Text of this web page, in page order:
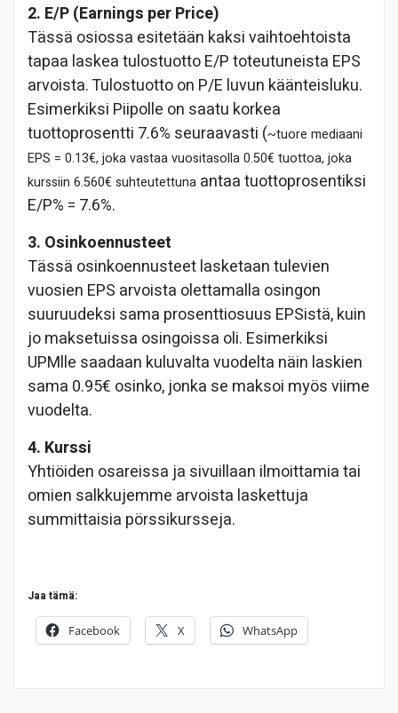
2. E/P (Earnings per Price)
Tässä osiossa esitetään kaksi vaihtoehtoista
tapaa laskea tulostuotto E/P toteutuneista EPS
arvoista. Tulostuotto on P/E luvun käänteisluku.
Esimerkiksi Piipolle on saatu korkea
tuottoprosentti 7.6% seuraavasti (~tuore mediaani
EPS = 0.13€, joka vastaa vuositasolla 0.50€ tuottoa, joka
kurssiin 6.560€ suhteutettuna antaa tuottoprosentiksi
E/P% = 7.6%.
3. Osinkoennusteet
Tässä osinkoennusteet lasketaan tulevien
vuosien EPS arvoista olettamalla osingon
suuruudeksi sama prosenttiosuus EPSistä, kuin
jo maksetuissa osingoissa oli. Esimerkiksi
UPMlle saadaan kuluvalta vuodelta näin laskien
sama 0.95€ osinko, jonka se maksoi myös viime
vuodelta.
4. Kurssi
Yhtiöiden osareissa ja sivuillaan ilmoittamia tai
omien salkkujemme arvoista laskettuja
summittaisia pörssikursseja.
Jaa tämä:
Facebook X WhatsApp